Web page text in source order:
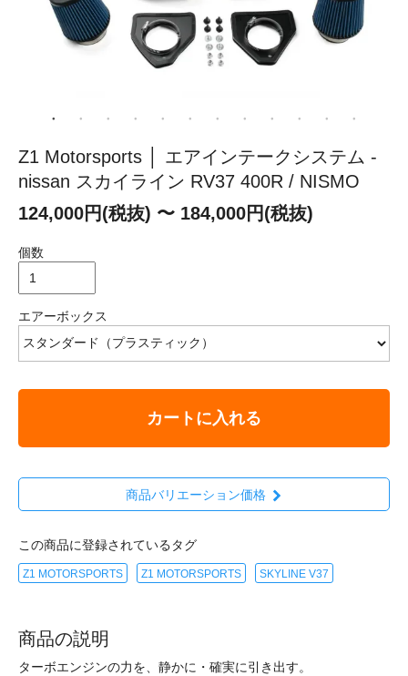
Z1 Motorsports │ エアインテークシステム -
nissan スカイライン RV37 400R / NISMO
124,000円(税抜) 〜 184,000円(税抜)
個数
エアーボックス
カートに入れる
商品バリエーション価格
この商品に登録されているタグ
Z1 MOTORSPORTS Z1 MOTORSPORTS SKYLINE V37
商品の説明
ターボエンジンの力を、静かに・確実に引き出す。